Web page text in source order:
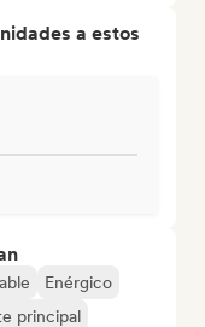
a estos
Enérgico
principal